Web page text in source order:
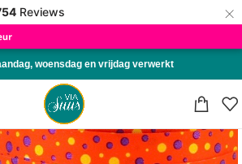
Reviews ×
woensdag en vrijdag verwerkt